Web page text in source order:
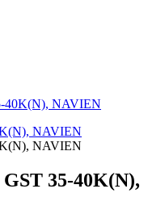
40K(N), NAVIEN
35-40K(N),